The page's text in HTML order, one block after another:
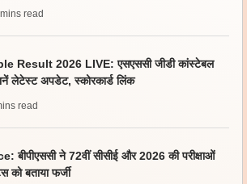
mins read
Result 2026 LIVE: एसएससी जीडी कांस्टेबल
लेटेस्ट अपडेट, स्कोरकार्ड लिंक
read
ने 72वीं सीसीई और 2026 की परीक्षाओं
को बताया फर्जी